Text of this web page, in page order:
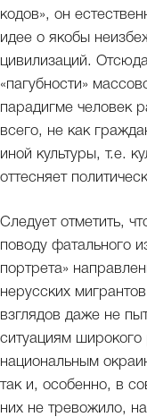
кодов», он
идее о якобы
цивилизаций.
«пагубности»
парадигме человек
всего, не как
иной культуры, т.е.
оттесняет
Следует отметить,
поводу фатального
портрета»
нерусских
взглядов даже не
ситуациям широкого
национальным
так и, особенно, в
них не тревожило,